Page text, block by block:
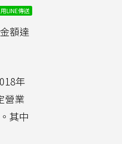
用LINE傳送
額達
年
營業
其中